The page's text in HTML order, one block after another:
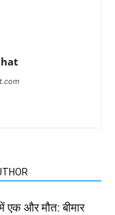
और मौत: बीमार